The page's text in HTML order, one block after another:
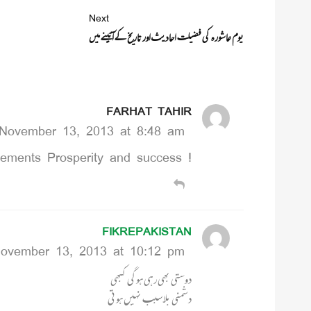
Next
یوم عاشورہ کی فضیلت احادیث اور تاریخ کے آئینے میں
FARHAT TAHIR
13, 2013 at 8:48 am
! may Allah grant bless on Islamic movements Prosperity and success
FIKREPAKISTAN
13, 2013 at 10:12 pm
دوستی بھی رہی ہوگی کبھی
دشمنی بلا سبب نہیں ہوتی